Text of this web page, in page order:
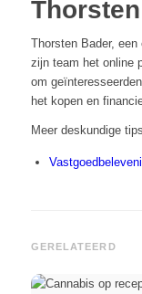
Thorsten Bader,
zijn team het online
om
het kopen en
Meer deskundige
GERELATEERD